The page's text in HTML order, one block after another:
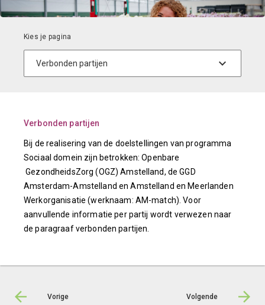
Verbonden partijen
Bij de realisering van de doelstellingen van programma
Sociaal domein zijn betrokken: Openbare
GezondheidsZorg (OGZ) Amstelland, de GGD
Amsterdam-Amstelland en Amstelland en Meerlanden
Werkorganisatie (werknaam: AM-match). Voor
aanvullende informatie per partij wordt verwezen naar
de paragraaf verbonden partijen.
Vorige Volgende